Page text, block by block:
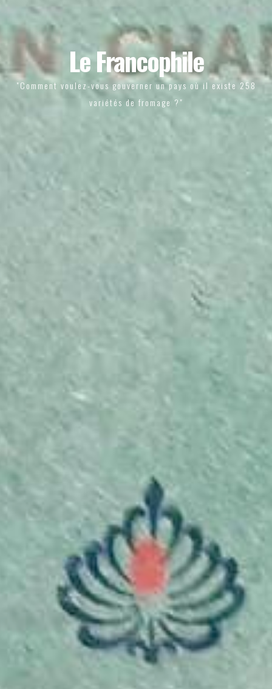
Le Francophile
"Comment voulez-vous gouverner un pays où il existe 258
variétés de fromage ?"